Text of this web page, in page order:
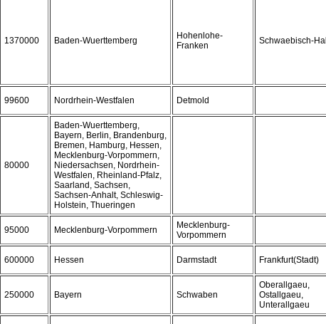
1370000 Baden-Wuerttemberg
Hohenlohe-
Franken
Schwaebisch-Hall
99600 Nordrhein-Westfalen Detmold
80000
Baden-Wuerttemberg,
Bayern, Berlin, Brandenburg,
Bremen, Hamburg, Hessen,
Mecklenburg-Vorpommern,
Niedersachsen, Nordrhein-
Westfalen, Rheinland-Pfalz,
Saarland, Sachsen,
Sachsen-Anhalt, Schleswig-
Holstein, Thueringen
95000 Mecklenburg-Vorpommern
Mecklenburg-
Vorpommern
600000 Hessen Darmstadt Frankfurt(Stadt)
250000 Bayern Schwaben
Oberallgaeu,
Ostallgaeu,
Unterallgaeu